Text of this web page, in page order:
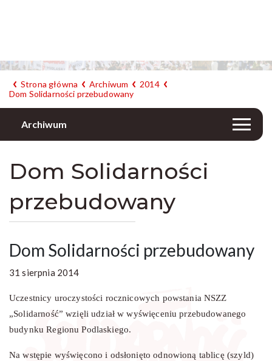
Strona główna Archiwum
2014
Dom Solidarności przebudowany
Archiwum
Dom Solidarności
przebudowany
Dom Solidarności przebudowany
31 sierpnia 2014
Uczestnicy uroczystości rocznicowych powstania NSZZ
„Solidarność” wzięli udział w wyświęceniu przebudowanego
budynku Regionu Podlaskiego.
Na wstępie wyświęcono i odsłonięto odnowioną tablicę (szyld)